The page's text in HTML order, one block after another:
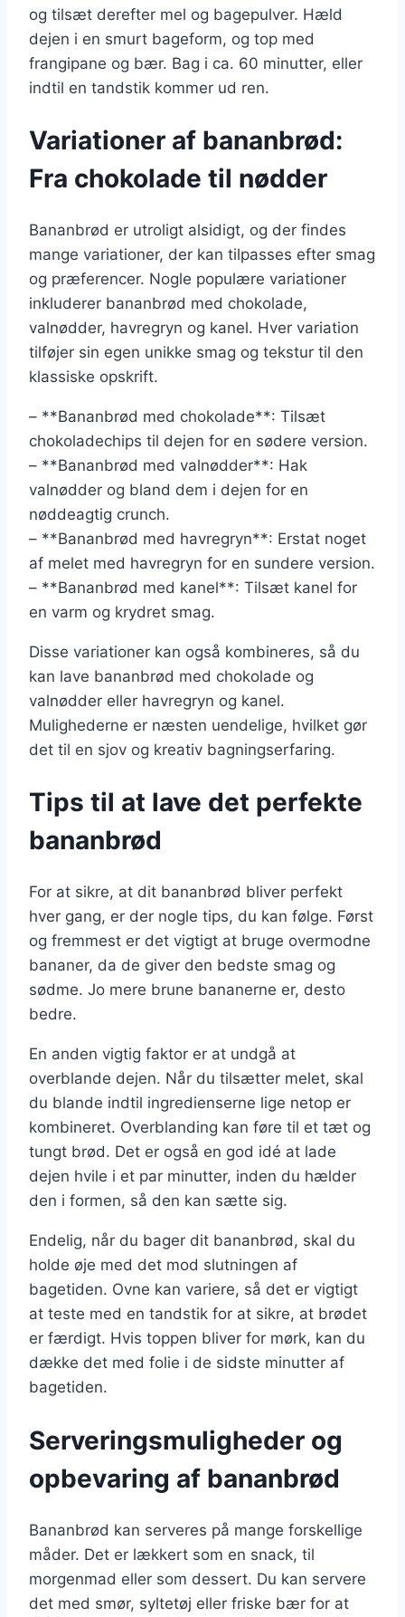
og tilsæt derefter mel og bagepulver. Hæld
dejen i en smurt bageform, og top med
frangipane og bær. Bag i ca. 60 minutter, eller
indtil en tandstik kommer ud ren.
Variationer af bananbrød:
Fra chokolade til nødder
Bananbrød er utroligt alsidigt, og der findes
mange variationer, der kan tilpasses efter smag
og præferencer. Nogle populære variationer
inkluderer bananbrød med chokolade,
valnødder, havregryn og kanel. Hver variation
tilføjer sin egen unikke smag og tekstur til den
klassiske opskrift.
– **Bananbrød med chokolade**: Tilsæt
chokoladechips til dejen for en sødere version.
– **Bananbrød med valnødder**: Hak
valnødder og bland dem i dejen for en
nøddeagtig crunch.
– **Bananbrød med havregryn**: Erstat noget
af melet med havregryn for en sundere version.
– **Bananbrød med kanel**: Tilsæt kanel for
en varm og krydret smag.
Disse variationer kan også kombineres, så du
kan lave bananbrød med chokolade og
valnødder eller havregryn og kanel.
Mulighederne er næsten uendelige, hvilket gør
det til en sjov og kreativ bagningserfaring.
Tips til at lave det perfekte
bananbrød
For at sikre, at dit bananbrød bliver perfekt
hver gang, er der nogle tips, du kan følge. Først
og fremmest er det vigtigt at bruge overmodne
bananer, da de giver den bedste smag og
sødme. Jo mere brune bananerne er, desto
bedre.
En anden vigtig faktor er at undgå at
overblande dejen. Når du tilsætter melet, skal
du blande indtil ingredienserne lige netop er
kombineret. Overblanding kan føre til et tæt og
tungt brød. Det er også en god idé at lade
dejen hvile i et par minutter, inden du hælder
den i formen, så den kan sætte sig.
Endelig, når du bager dit bananbrød, skal du
holde øje med det mod slutningen af
bagetiden. Ovne kan variere, så det er vigtigt
at teste med en tandstik for at sikre, at brødet
er færdigt. Hvis toppen bliver for mørk, kan du
dække det med folie i de sidste minutter af
bagetiden.
Serveringsmuligheder og
opbevaring af bananbrød
Bananbrød kan serveres på mange forskellige
måder. Det er lækkert som en snack, til
morgenmad eller som dessert. Du kan servere
det med smør, syltetøj eller friske bær for at